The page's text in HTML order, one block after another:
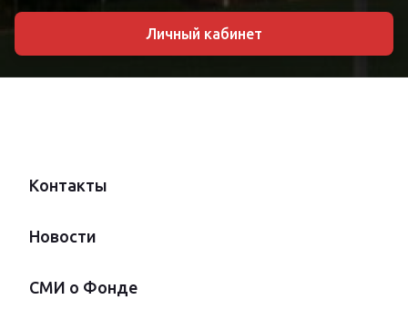
Личный кабинет
Контакты
Новости
СМИ о Фонде